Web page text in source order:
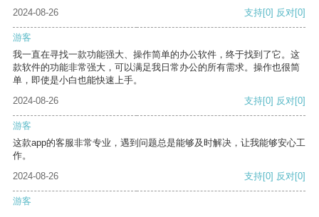
2024-08-26 支持[0] 反对[0]
游客
我一直在寻找一款功能强大、操作简单的办公软件，终于找到了它。这
款软件的功能非常强大，可以满足我日常办公的所有需求。操作也很简
单，即使是小白也能快速上手。
2024-08-26
支持[0] 反对[0]
游客
这款app的客服非常专业，遇到问题总是能够及时解决，让我能够安心工
作。
2024-08-26
支持[0] 反对[0]
游客